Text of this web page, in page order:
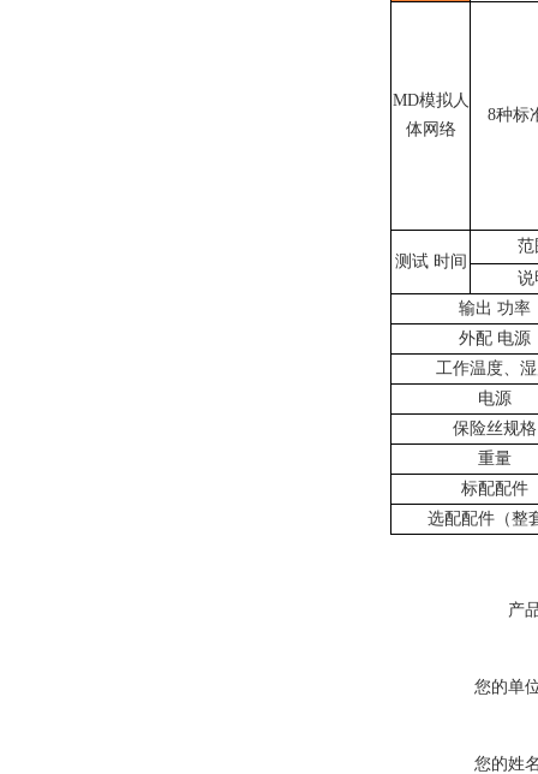
MD模拟人
体网络
8种标
测试 时间
范
说
输出 功率
外配 电源
工作温度、
电源
保险丝规格
重量
标配配件
选配配件（整
产
您的单
您的姓